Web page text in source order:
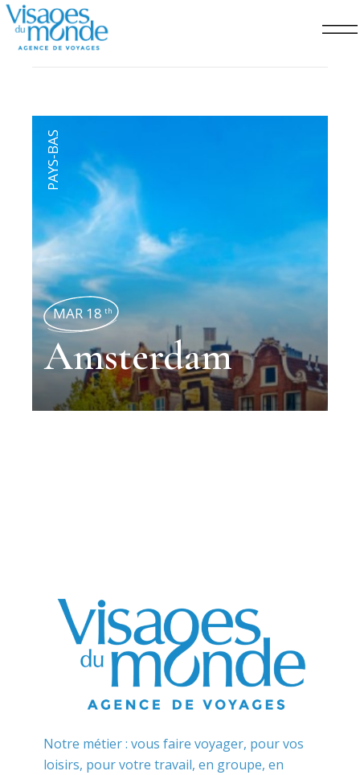
PAYS-BAS
MAR 18 th
Amsterdam
Notre métier : vous faire voyager, pour vos
loisirs, pour votre travail, en groupe, en